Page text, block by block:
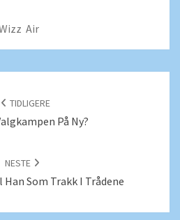
Air
TIDLIGERE
På Ny?
NESTE
Som Trakk I Trådene